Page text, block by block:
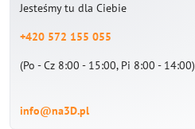
Jesteśmy tu dla Ciebie
+420 572 155 055
(Po - Cz 8:00 - 15:00, Pi 8:00 - 14:00)
info@na3D.pl